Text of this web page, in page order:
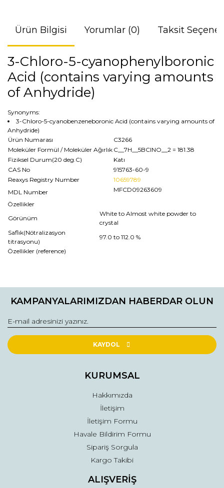
Ürün Bilgisi Yorumlar (0) Taksit
3-Chloro-5-cyanophenylboronic
Acid (contains varying amounts
of Anhydride)
Synonyms:
3-Chloro-5-cyanobenzeneboronic Acid (contains varying amounts of
Anhydride)
Ürün Numarası
C3266
Moleküler Formül / Moleküler Ağırlık C__7H__5BClNO__2 = 181.38
Fiziksel Durum(20 deg.C)
Katı
CAS No
915763-60-9
Reaxys Registry Number
10659789
MDL Number
MFCD09263609
Özellikler
Görünüm
White to Almost white powder to
crystal
Saflık(Nötralizasyon
titrasyonu)
97.0 to 112.0 %
Özellikler (reference)
konularda yetersiz gördüğünüz noktaları öneri formunu
Görüş ve önerileriniz için teşekkür ederiz.
Ürün resmi kalitesiz, bozuk veya görüntülenemiyor.
Ürün açıklamasında eksik bilgiler bulunuyor.
Ürün fiyatı diğer sitelerden daha pahalı.
Gönder
KAMPANYALARIMIZDAN HABERDAR OLUN
KAYDOL
KURUMSAL
Hakkımızda
İletişim
İletişim Formu
Havale Bildirim Formu
Sipariş Sorgula
Kargo Takibi
ALIŞVERİŞ